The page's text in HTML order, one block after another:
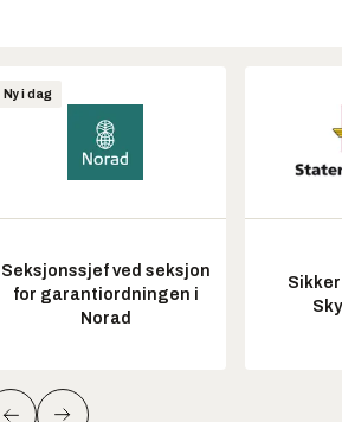
Ny i dag
Seksjonssjef ved seksjon
for garantiordningen i
Norad